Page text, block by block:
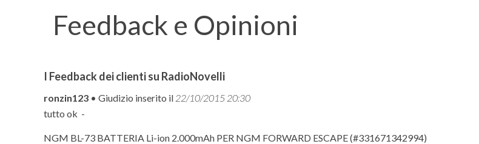
Feedback e Opinioni
I Feedback dei clienti su RadioNovelli
ronzin123 • Giudizio inserito il 22/10/2015 20:30
tutto ok -
NGM BL-73 BATTERIA Li-ion 2.000mAh PER NGM FORWARD ESCAPE (#331671342994)